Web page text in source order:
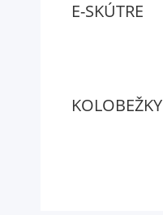
E-SKÚTRE
KOLOBEŽKY